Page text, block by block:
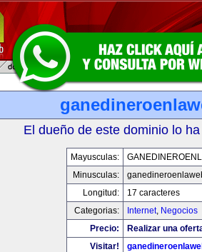
El dueño de este dominio lo
Mayusculas:
Minusculas:
Longitud:
17 caracteres
Categorias:
Internet, Negocios
Precio:
Realizar una
Visitar!